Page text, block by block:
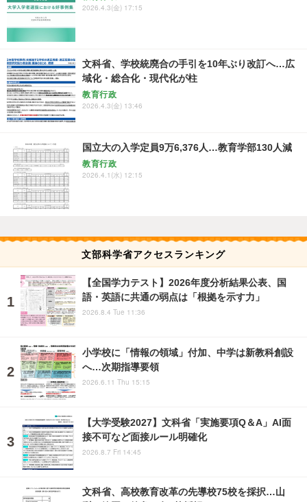
2026.4.3(金) 17:15
文科省、学校統廃合の手引を10年ぶり改訂へ…広
域化・総合化・現代化が柱
教育行政
2026.4.3(金) 13:46
国立大の入学定員9万6,376人…教育学部130人減
教育行政
2026.4.1(水) 12:15
文部科学省アクセスランキング
【全国学力テスト】2026年度分析結果公表、国
語・英語に共通の弱点は「根拠を示す力」
2026.8.4 Tue 11:36
小学校に「情報の領域」付加、中学は新教科創設
へ…次期指導要領
2026.6.11 Thu 15:15
【大学受験2027】文科省「実施要項Q＆A」AI面
接不可など面接ルール明確化
2026.8.7 Fri 14:45
文科省、高校教育改革の先導校75校を採択…山